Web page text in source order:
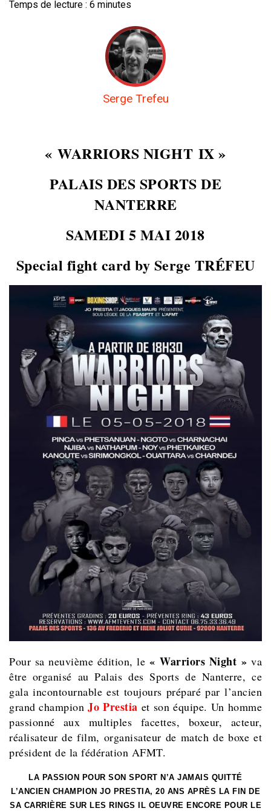
Temps de lecture : 6 minutes
Serge Trefeu
« WARRIORS NIGHT IX »
PALAIS DES SPORTS DE
NANTERRE
SAMEDI 5 MAI 2018
Special fight card by Serge TRÉFEU
Pour sa neuvième édition, le« Warriors Night » va
être organisé au Palais des Sports de Nanterre, ce
gala incontournable est toujours préparé par l’ancien
grand championJo Prestia et son équipe. Un homme
passionné aux multiples facettes, boxeur, acteur,
réalisateur de film, organisateur de match de boxe et
président de la fédération AFMT.
LA PASSION POUR SON SPORT N’A JAMAIS QUITTÉ
L’ANCIEN CHAMPION JO PRESTIA, 20 ANS APRÈS LA FIN DE
SA CARRIÈRE SUR LES RINGS IL OEUVRE ENCORE POUR LE